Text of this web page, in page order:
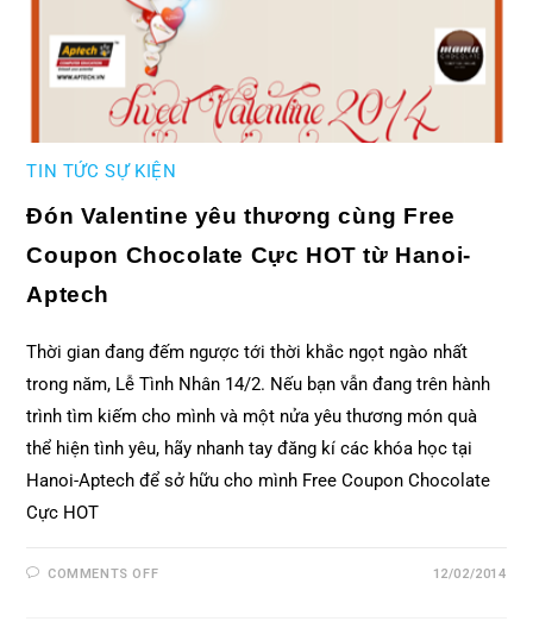
TIN TỨC SỰ KIỆN
Đón Valentine yêu thương cùng Free
Coupon Chocolate Cực HOT từ Hanoi-
Aptech
Thời gian đang đếm ngược tới thời khắc ngọt ngào nhất
trong năm, Lễ Tình Nhân 14/2. Nếu bạn vẫn đang trên hành
trình tìm kiếm cho mình và một nửa yêu thương món quà
thể hiện tình yêu, hãy nhanh tay đăng kí các khóa học tại
Hanoi-Aptech để sở hữu cho mình Free Coupon Chocolate
Cực HOT
COMMENTS OFF 12/02/2014